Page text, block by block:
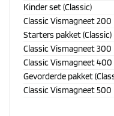
Kinder set (Classic)
Classic Vismagneet 200
Starters pakket (Classic)
Classic Vismagneet 300
Classic Vismagneet 400
Gevorderde pakket
Classic Vismagneet 500